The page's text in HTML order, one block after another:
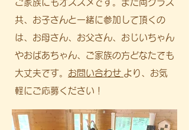
ご家族にもオススメです。また両クラス
共、お子さんと一緒に参加して頂くの
は、お母さん、お父さん、おじいちゃん
やおばあちゃん、ご家族の方どなたでも
大丈夫です。 お問い合わせ より、お気
軽にご応募ください！